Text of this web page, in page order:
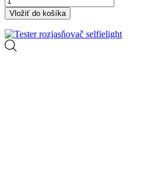
Vložiť do košíka